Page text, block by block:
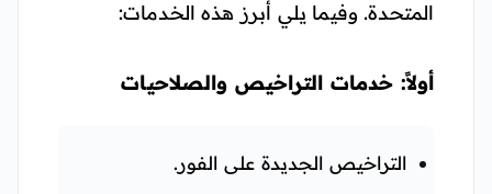
المتحدة. وفيما يلي أبرز هذه الخدمات:
أولاً: خدمات التراخيص والصلاحيات
التراخيص الجديدة على الفور.